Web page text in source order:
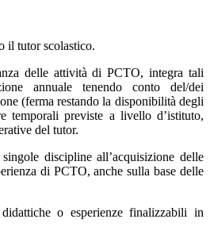
il tutor scolastico.
delle attività di PCTO, integra tali
annuale tenendo conto del/dei
(ferma restando la disponibilità degli
temporali previste a livello d’istituto,
del tutor.
discipline all’acquisizione delle
di PCTO, anche sulla base delle
o esperienze finalizzabili in